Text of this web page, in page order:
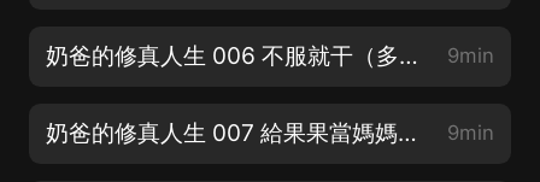
奶爸的修真人生 006 不服就干（多多支持，點讚收藏評論啦） 9min
奶爸的修真人生 007 給果果當媽媽（多多支持，點讚收藏評論啦） 9min